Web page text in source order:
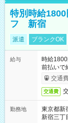
特別時給
フ 新宿
派遣 ブランクOK
給与
時給
前払いで
交通
交通費
勤務地
東京都新
新宿三丁